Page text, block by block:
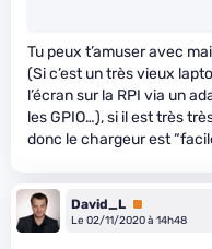
Tu peux t’amuser avec
(Si c’est un très vieux
l’écran sur la RPI via un
les GPIO…), si il est très
donc le chargeur est
David_L Premium
Le 02/11/2020 à 14h48